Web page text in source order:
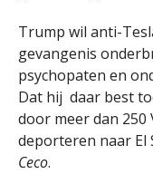
Trump wil anti-
gevangenis
psychopaten en
Dat hij daar best
door meer dan
deporteren naar El
Ceco.